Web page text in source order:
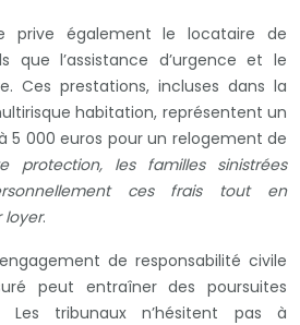
prive également le locataire de
que l’assistance d’urgence et le
Ces prestations, incluses dans la
habitation, représentent un
5 000 euros pour un relogement de
protection, les familles sinistrées
ces frais tout en
loyer.
de responsabilité civile
peut entraîner des poursuites
Les tribunaux n’hésitent pas à